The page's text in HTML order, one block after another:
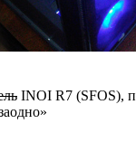
INOI R7 (SFOS),